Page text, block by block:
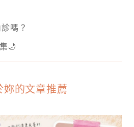
嗎？
🌙
妳的文章推薦